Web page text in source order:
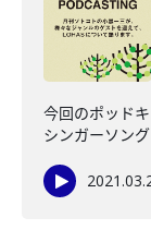
今回のポッド
シンガーソン